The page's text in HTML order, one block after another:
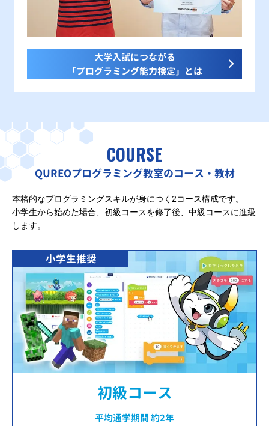
大学入試につながる
「プログラミング能力検定」とは
COURSE
QUREOプログラミング教室のコース・教材
本格的なプログラミングスキルが身につく2コース構成です。
小学生から始めた場合、初級コースを修了後、中級コースに進級
します。
小学生推奨
初級コース
平均通学期間 約2年